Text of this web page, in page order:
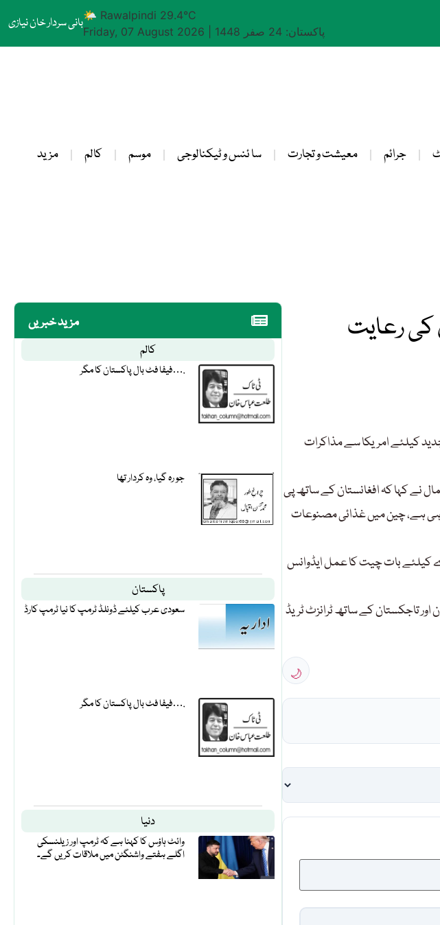
بانی سردار خان نیازی🌤 Rawalpindi 29.4°C
Friday, 07 August 2026
پاکستان: 24 صفر 1448
جرائم معیشت و تجارت سا ئنس و ٹیکنالوجی موسم کالم مزید
مزید خبریں
کالم
فیفا فٹ بال پاکستان کا مگر….
جو رہ گیا، وہ کردار تھا
پاکستان
سعودی عرب کیلئے ڈونلڈ ٹرمپ کا نیا ٹرمپ کارڈ
فیفا فٹ بال پاکستان کا مگر….
دنیا
وائٹ ہاؤس کا کہنا ہے کہ ٹرمپ اور زیلنسکی
اگلے ہفتے واشنگٹن میں ملاقات کریں گے۔
کی رعایت
کیلئے امریکا سے مذاکرات
نے کہا کہ افغانستان کے ساتھ پی
ہے، چین میں غذائی مصنوعات
اے کیلئے بات چیت کا عمل ایڈوانس
اور تاجکستان کے ساتھ ٹرانزٹ ٹریڈ
🌙